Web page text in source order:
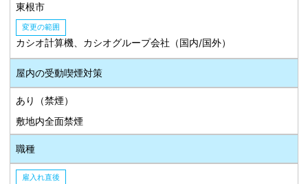
東根市
変更の範囲
カシオ計算機、カシオグループ会社（国内/国外）
屋内の受動喫煙対策
あり（禁煙）
敷地内全面禁煙
職種
雇入れ直後